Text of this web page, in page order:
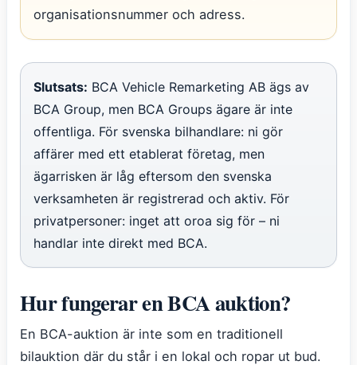
organisationsnummer och adress.
Slutsats: BCA Vehicle Remarketing AB ägs av
BCA Group, men BCA Groups ägare är inte
offentliga. För svenska bilhandlare: ni gör
affärer med ett etablerat företag, men
ägarrisken är låg eftersom den svenska
verksamheten är registrerad och aktiv. För
privatpersoner: inget att oroa sig för – ni
handlar inte direkt med BCA.
Hur fungerar en BCA auktion?
En BCA-auktion är inte som en traditionell
bilauktion där du står i en lokal och ropar ut bud.